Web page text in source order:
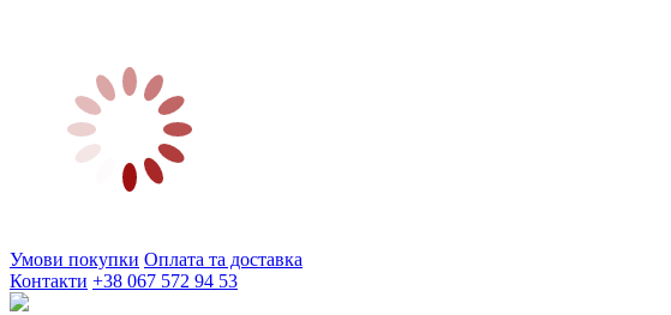
Умови покупки Оплата та доставка
Контакти +38 067 572 94 53